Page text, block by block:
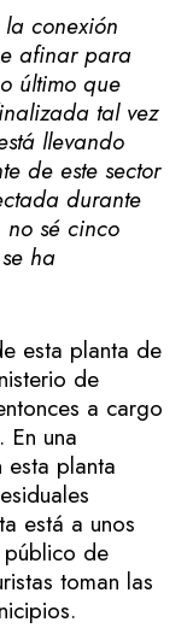
conexión
afinar para
último que
tal vez
llevando
de este sector
durante
no sé cinco
ha
esta planta de
de
a cargo
una
esta planta
está a unos
de
toman las